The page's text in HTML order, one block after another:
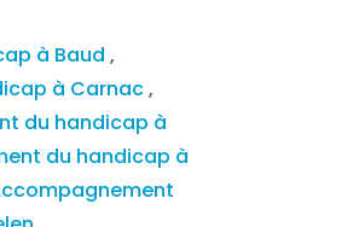
à Baud,
à Carnac,
du handicap à
du handicap à